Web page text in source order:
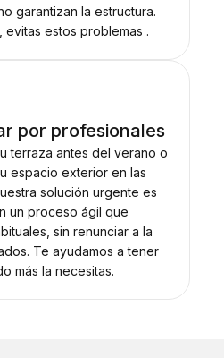
garantizan la estructura.
estos problemas .
por profesionales
terraza antes del verano o
espacio exterior en las
solución urgente es
un proceso ágil que
sin renunciar a la
Te ayudamos a tener
más la necesitas.